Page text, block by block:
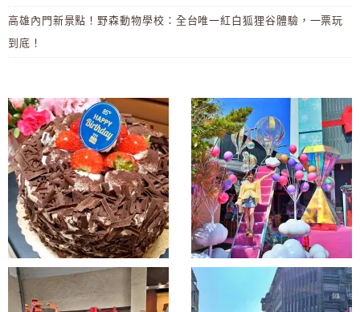
高雄內門新景點！野森動物學校：全台唯一紅白狐狸谷體驗，一票玩
到底！